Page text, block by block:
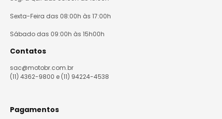
Sexta-Feira das 08:00h às 17:00h
Sábado das 09:00h às 15h00h
Contatos
sac@motobr.com.br
(11) 4362-9800 e (11) 94224-4538
Pagamentos